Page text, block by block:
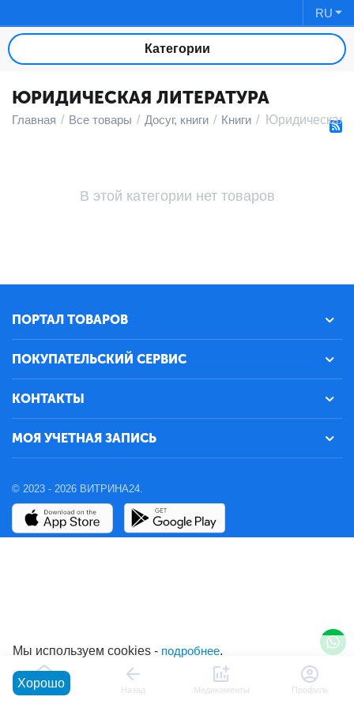
RU
Категории
ЮРИДИЧЕСКАЯ ЛИТЕРАТУРА
Главная / Все товары / Досуг, книги / Книги / Юридическая
В этой категории нет товаров
ПОРТАЛ ТОВАРОВ
ПОКУПАТЕЛЬСКИЙ СЕРВИС
КОНТАКТЫ
МОЯ УЧЕТНАЯ ЗАПИСЬ
© 2023 - 2026 ВИТРИНА24.
Главная Назад Медикаменты Профиль
Мы используем cookies - подробнее.
Хорошо